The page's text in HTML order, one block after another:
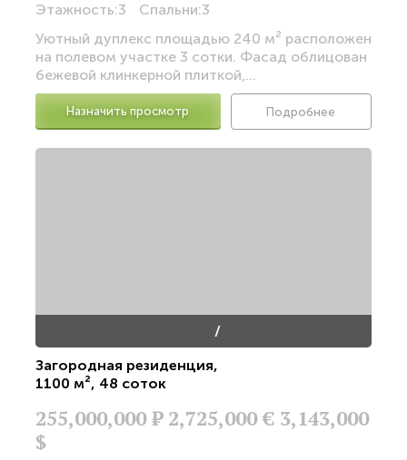
Этажность:3 Спальни:3
Уютный дуплекс площадью 240 м² расположен
на полевом участке 3 сотки. Фасад облицован
бежевой клинкерной плиткой,...
Назначить просмотр Подробнее
/
Загородная резиденция,
1100 м², 48 соток
255,000,000Р 2,725,000 € 3,143,000
$